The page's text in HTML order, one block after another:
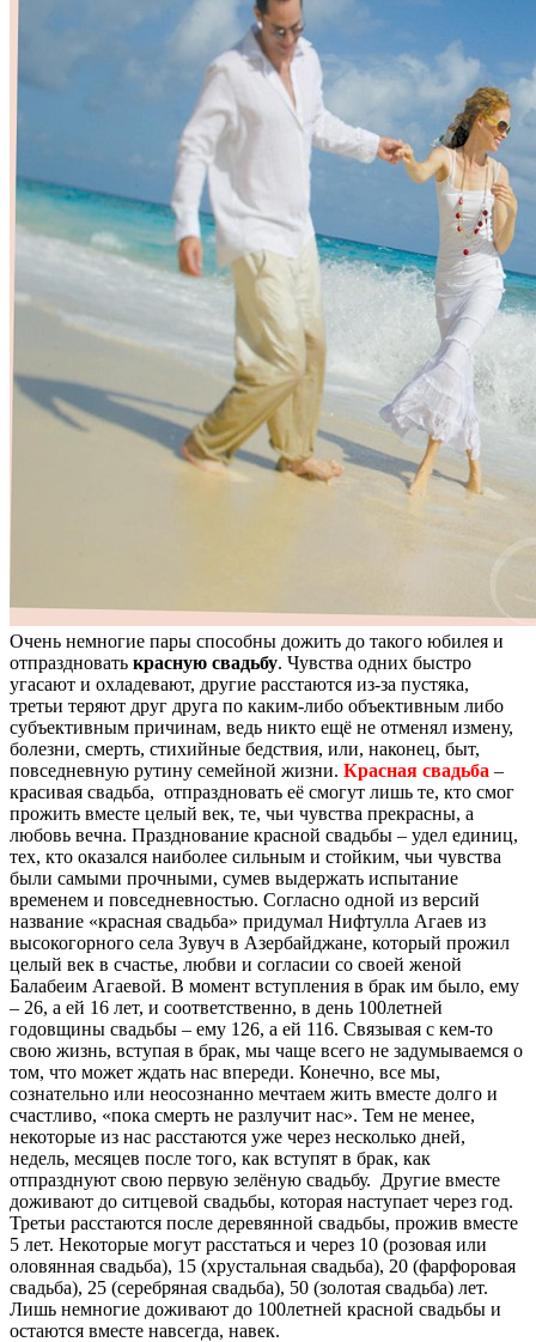
Очень немногие пары способны дожить до такого юбилея и
отпраздновать красную свадьбу. Чувства одних быстро
угасают и охладевают, другие расстаются из-за пустяка,
третьи теряют друг друга по каким-либо объективным либо
субъективным причинам, ведь никто ещё не отменял измену,
болезни, смерть, стихийные бедствия, или, наконец, быт,
повседневную рутину семейной жизни. Красная свадьба –
красивая свадьба, отпраздновать её смогут лишь те, кто смог
прожить вместе целый век, те, чьи чувства прекрасны, а
любовь вечна. Празднование красной свадьбы – удел единиц,
тех, кто оказался наиболее сильным и стойким, чьи чувства
были самыми прочными, сумев выдержать испытание
временем и повседневностью. Согласно одной из версий
название «красная свадьба» придумал Нифтулла Агаев из
высокогорного села Зувуч в Азербайджане, который прожил
целый век в счастье, любви и согласии со своей женой
Балабеим Агаевой. В момент вступления в брак им было, ему
– 26, а ей 16 лет, и соответственно, в день 100летней
годовщины свадьбы – ему 126, а ей 116. Связывая с кем-то
свою жизнь, вступая в брак, мы чаще всего не задумываемся о
том, что может ждать нас впереди. Конечно, все мы,
сознательно или неосознанно мечтаем жить вместе долго и
счастливо, «пока смерть не разлучит нас». Тем не менее,
некоторые из нас расстаются уже через несколько дней,
недель, месяцев после того, как вступят в брак, как
отпразднуют свою первую зелёную свадьбу. Другие вместе
доживают до ситцевой свадьбы, которая наступает через год.
Третьи расстаются после деревянной свадьбы, прожив вместе
5 лет. Некоторые могут расстаться и через 10 (розовая или
оловянная свадьба), 15 (хрустальная свадьба), 20 (фарфоровая
свадьба), 25 (серебряная свадьба), 50 (золотая свадьба) лет.
Лишь немногие доживают до 100летней красной свадьбы и
остаются вместе навсегда, навек.